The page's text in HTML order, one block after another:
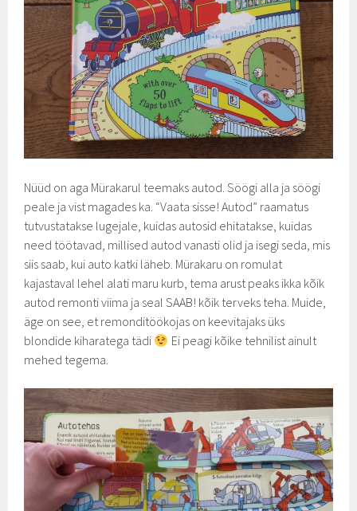
Nüüd on aga Mürakarul teemaks autod. Söögi alla ja söögi
peale ja vist magades ka. “Vaata sisse! Autod” raamatus
tutvustatakse lugejale, kuidas autosid ehitatakse, kuidas
need töötavad, millised autod vanasti olid ja isegi seda, mis
siis saab, kui auto katki läheb. Mürakaru on romulat
kajastaval lehel alati maru kurb, tema arust peaks ikka kõik
autod remonti viima ja seal SAAB! kõik terveks teha. Muide,
äge on see, et remonditöökojas on keevitajaks üks
blondide kiharatega tädi
Ei peagi kõike tehnilist ainult
mehed tegema.